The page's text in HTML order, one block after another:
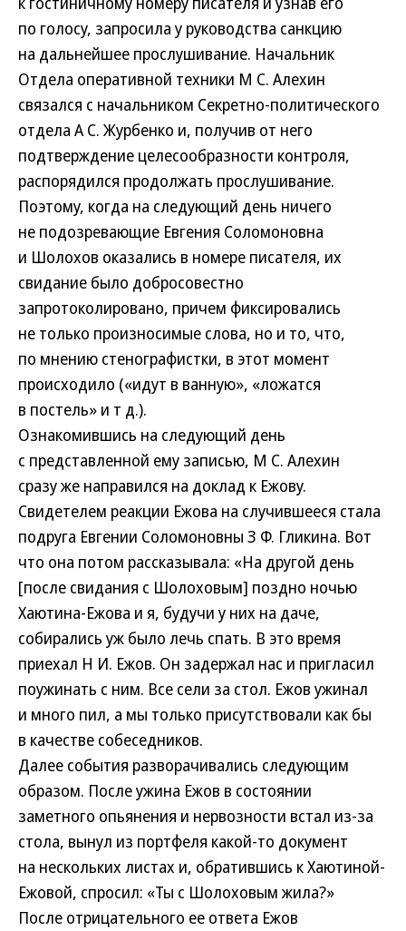
по голосу, запросила у руководства санкцию
на дальнейшее прослушивание. Начальник
Отдела оперативной техники М С. Алехин
связался с начальником Секретно-политического
отдела А С. Журбенко и, получив от него
подтверждение целесообразности контроля,
распорядился продолжать прослушивание.
Поэтому, когда на следующий день ничего
не подозревающие Евгения Соломоновна
и Шолохов оказались в номере писателя, их
свидание было добросовестно
запротоколировано, причем фиксировались
не только произносимые слова, но и то, что,
по мнению стенографистки, в этот момент
происходило («идут в ванную», «ложатся
в постель» и т д.).
Ознакомившись на следующий день
с представленной ему записью, М С. Алехин
сразу же направился на доклад к Ежову.
Свидетелем реакции Ежова на случившееся стала
подруга Евгении Соломоновны З Ф. Гликина. Вот
что она потом рассказывала: «На другой день
[после свидания с Шолоховым] поздно ночью
Хаютина-Ежова и я, будучи у них на даче,
собирались уж было лечь спать. В это время
приехал Н И. Ежов. Он задержал нас и пригласил
поужинать с ним. Все сели за стол. Ежов ужинал
и много пил, а мы только присутствовали как бы
в качестве собеседников.
Далее события разворачивались следующим
образом. После ужина Ежов в состоянии
заметного опьянения и нервозности встал из-за
стола, вынул из портфеля какой-то документ
на нескольких листах и, обратившись к Хаютиной-
Ежовой, спросил: «Ты с Шолоховым жила?»
После отрицательного ее ответа Ежов